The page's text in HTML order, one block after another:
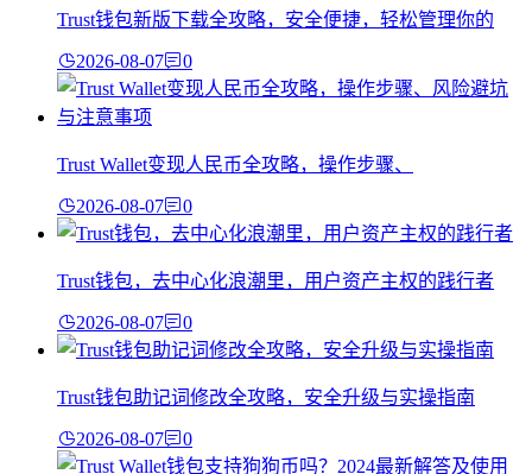
Trust钱包新版下载全攻略，安全便捷，轻松管理你的
2026-08-07 0
Trust Wallet变现人民币全攻略，操作步骤、
2026-08-07 0
Trust钱包，去中心化浪潮里，用户资产主权的践行者
2026-08-07 0
Trust钱包助记词修改全攻略，安全升级与实操指南
2026-08-07 0